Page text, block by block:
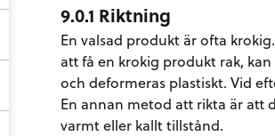
9.0.1 Riktning
En valsad produkt är ofta
att få en krokig produkt rak,
och deformeras plastiskt. Vid
En annan metod att rikta är att
varmt eller kallt tillstånd.